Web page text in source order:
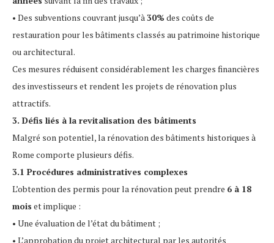
• Des subventions couvrant jusqu’à30% des coûts de
restauration pour les bâtiments classés au patrimoine historique
ou architectural.
Ces mesures réduisent considérablement les charges financières
des investisseurs et rendent les projets de rénovation plus
attractifs.
3. Défis liés à la revitalisation des bâtiments
Malgré son potentiel, la rénovation des bâtiments historiques à
Rome comporte plusieurs défis.
3.1 Procédures administratives complexes
L’obtention des permis pour la rénovation peut prendre 6 à 18
mois et implique :
• Une évaluation de l’état du bâtiment ;
• L’approbation du projet architectural par les autorités